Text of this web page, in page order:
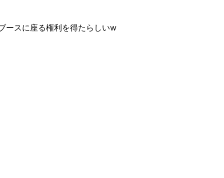
ースに座る権利を得たらしいw